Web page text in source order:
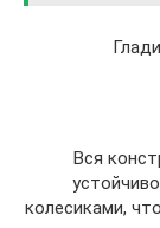
Вся
колесиками,